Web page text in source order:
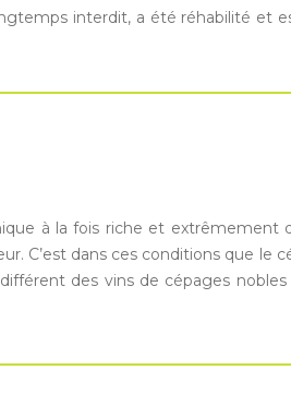
interdit, a été réhabilité et
à la fois riche et extrêmement
C’est dans ces conditions que le
des vins de cépages